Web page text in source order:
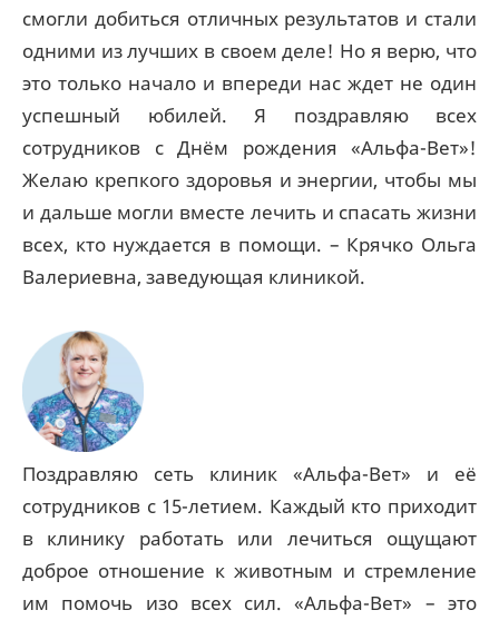
смогли добиться отличных результатов и стали
одними из лучших в своем деле! Но я верю, что
это только начало и впереди нас ждет не один
успешный юбилей. Я поздравляю всех
сотрудников с Днём рождения «Альфа-Вет»!
Желаю крепкого здоровья и энергии, чтобы мы
и дальше могли вместе лечить и спасать жизни
всех, кто нуждается в помощи. – Крячко Ольга
Валериевна, заведующая клиникой.
Поздравляю сеть клиник «Альфа-Вет» и её
сотрудников с 15-летием. Каждый кто приходит
в клинику работать или лечиться ощущают
доброе отношение к животным и стремление
им помочь изо всех сил. «Альфа-Вет» – это